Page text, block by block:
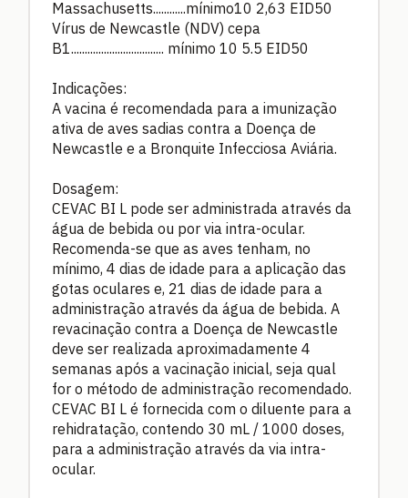
Massachusetts............mínimo10 2,63 EID50
Vírus de Newcastle (NDV) cepa
B1.................................. mínimo 10 5.5 EID50
Indicações:
A vacina é recomendada para a imunização
ativa de aves sadias contra a Doença de
Newcastle e a Bronquite Infecciosa Aviária.
Dosagem:
CEVAC BI L pode ser administrada através da
água de bebida ou por via intra-ocular.
Recomenda-se que as aves tenham, no
mínimo, 4 dias de idade para a aplicação das
gotas oculares e, 21 dias de idade para a
administração através da água de bebida. A
revacinação contra a Doença de Newcastle
deve ser realizada aproximadamente 4
semanas após a vacinação inicial, seja qual
for o método de administração recomendado.
CEVAC BI L é fornecida com o diluente para a
rehidratação, contendo 30 mL / 1000 doses,
para a administração através da via intra-
ocular.